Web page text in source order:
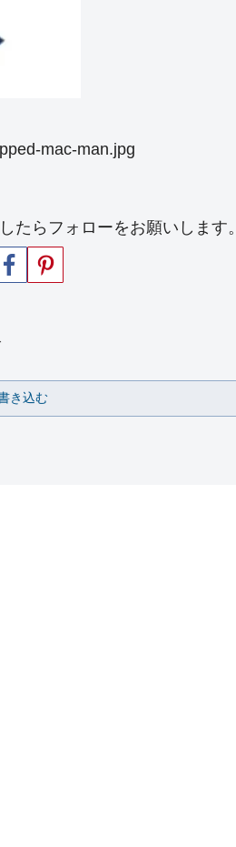
mac-man.jpg
たらフォローをお願いします。
き込む